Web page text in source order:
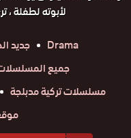
لأبوته لطفلة ،
Drama
جديد
جميع
مسلسلات تركية مدبلجة